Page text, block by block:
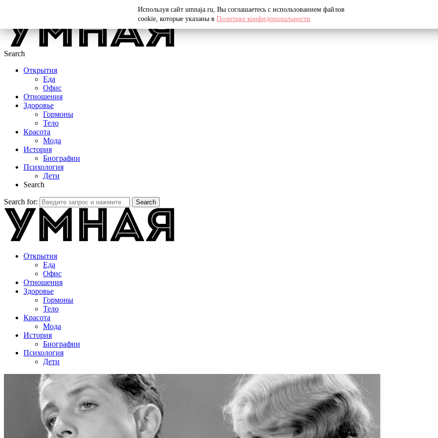
Search
Открытия
Еда
Офис
Отношения
Здоровье
Гормоны
Тело
Красота
Мода
История
Биографии
Психология
Дети
Search
Search for: Search
Открытия
Еда
Офис
Отношения
Здоровье
Гормоны
Тело
Красота
Мода
История
Биографии
Психология
Дети
Используя сайт umnaja.ru, Вы соглашаетесь с использованием файлов
cookie, которые указаны в Политике конфиденциальности